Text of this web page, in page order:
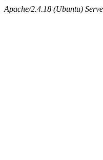
Apache/2.4.18 (Ubuntu)